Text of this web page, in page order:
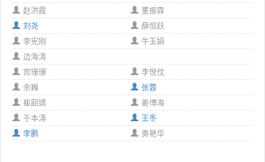
赵洪霞
董振霖
刘尧
薛恒跃
李宪刚
牛玉娟
边海涛
宫珊珊
李悦忱
余巍
张蓉
崔韶婧
姜博海
于本涛
王冬
李鹏
勇艳华